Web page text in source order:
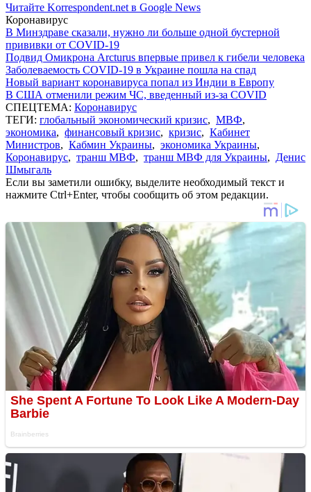
Читайте Korrespondent.net в Google News
Коронавирус
В Минздраве сказали, нужно ли больше одной бустерной
прививки от COVID-19
Подвид Омикрона Arcturus впервые привел к гибели человека
Заболеваемость COVID-19 в Украине пошла на спад
Новый вариант коронавируса попал из Индии в Европу
В США отменили режим ЧС, введенный из-за COVID
СПЕЦТЕМА: Коронавирус
ТЕГИ: глобальный экономический кризис, МВФ,
экономика, финансовый кризис, кризис, Кабинет
Министров, Кабмин Украины, экономика Украины,
Коронавирус, транш МВФ, транш МВФ для Украины, Денис
Шмыгаль
Если вы заметили ошибку, выделите необходимый текст и
нажмите Ctrl+Enter, чтобы сообщить об этом редакции.